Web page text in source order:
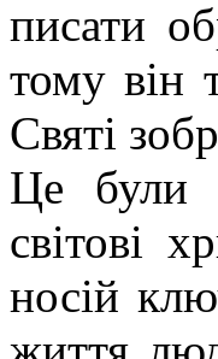
писати
тому він
Святі
Це були
світові
носій